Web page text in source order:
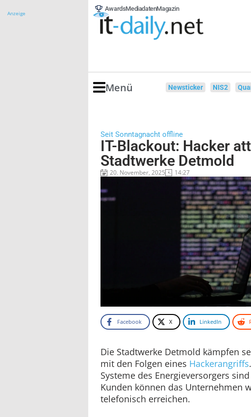
Anzeige
AwardsMediadatenMagazin
Menü Newsticker NIS2
Seit Sonntagnacht offline
IT-Blackout: Hacker
Stadtwerke Detmold
20. November, 2025 14:27
Facebook X LinkedIn
Die Stadtwerke Detmold kämpfen
mit den Folgen eines Hackerangriffs
Systeme des Energieversorgers
Kunden können das Unternehmen
telefonisch erreichen.